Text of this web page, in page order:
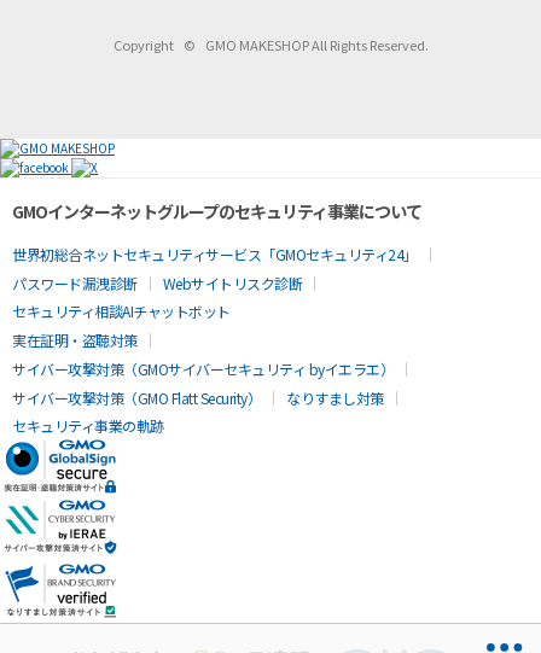
Copyright © GMO MAKESHOP All Rights Reserved.
GMOインターネットグループのセキュリティ事業について
世界初総合ネットセキュリティサービス「GMOセキュリティ24」
パスワード漏洩診断
Webサイトリスク診断
セキュリティ相談AIチャットボット
実在証明・盗聴対策
サイバー攻撃対策（GMOサイバーセキュリティ byイエラエ）
サイバー攻撃対策（GMO Flatt Security）
なりすまし対策
セキュリティ事業の軌跡